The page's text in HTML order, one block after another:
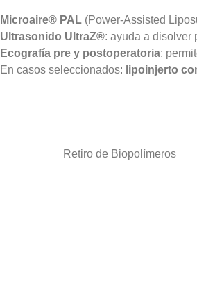
Microaire® PAL (Power-Assisted
Ultrasonido UltraZ®: ayuda a disolver
Ecografía pre y postoperatoria:
En casos seleccionados: lipoinjerto